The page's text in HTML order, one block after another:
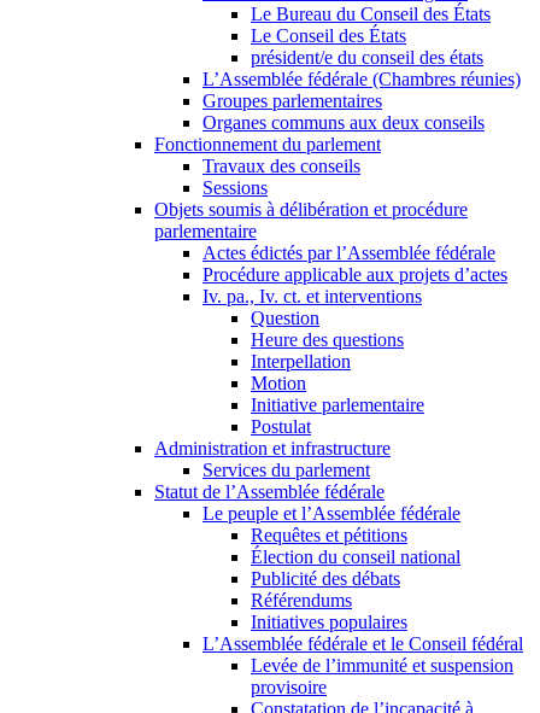
Le Bureau du Conseil des États
Le Conseil des États
président/e du conseil des états
L’Assemblée fédérale (Chambres réunies)
Groupes parlementaires
Organes communs aux deux conseils
Fonctionnement du parlement
Travaux des conseils
Sessions
Objets soumis à délibération et procédure
parlementaire
Actes édictés par l’Assemblée fédérale
Procédure applicable aux projets d’actes
Iv. pa., Iv. ct. et interventions
Question
Heure des questions
Interpellation
Motion
Initiative parlementaire
Postulat
Administration et infrastructure
Services du parlement
Statut de l’Assemblée fédérale
Le peuple et l’Assemblée fédérale
Requêtes et pétitions
Élection du conseil national
Publicité des débats
Référendums
Initiatives populaires
L’Assemblée fédérale et le Conseil fédéral
Levée de l’immunité et suspension
provisoire